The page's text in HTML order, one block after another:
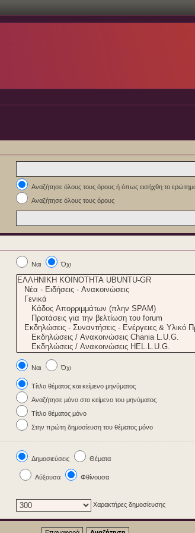
Αναζήτησε όλους τους όρους ή όπως εισήχθη το
Αναζήτησε όλους τους όρους
Ναι
Όχι
Ναι
Όχι
Τίτλο θέματος και κείμενο μηνύματος
Αναζήτησε μόνο στο κείμενο του μηνύματος
Τίτλο θέματος μόνο
Στην πρώτη δημοσίευση του θέματος μόνο
Δημοσιεύσεις
Θέματα
Αύξουσα
Φθίνουσα
Χαρακτήρες δημοσίευσης